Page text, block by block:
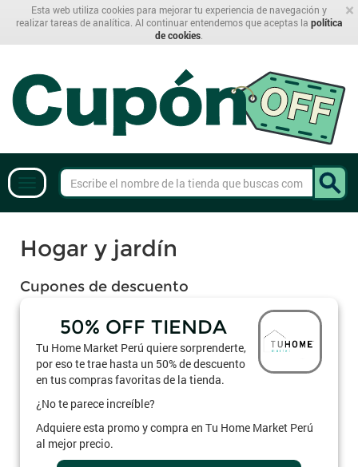
×
Esta web utiliza cookies para mejorar tu experiencia de navegación y
realizar tareas de analítica. Al continuar entendemos que aceptas la política
de cookies
Hogar y jardín
Cupones de descuento
50% OFF TIENDA
Tu Home Market Perú quiere sorprenderte,
por eso te trae hasta un 50% de descuento
en tus compras favoritas de la tienda.
¿No te parece increíble?
Adquiere esta promo y compra en Tu Home Market Perú
al mejor precio.